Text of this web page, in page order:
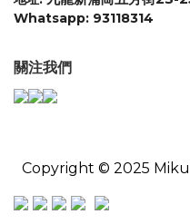
Whatsapp: 93118314
關注我們
Copyright © 2025